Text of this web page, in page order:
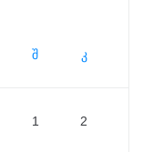
შ კ
1 2